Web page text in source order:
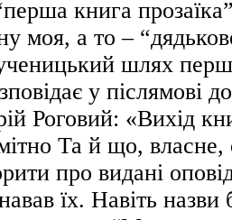
книга
моя, а то –
шлях
у післямові
Роговий: «Вихід
Та й що, власне,
про видані
їх. Навіть назви